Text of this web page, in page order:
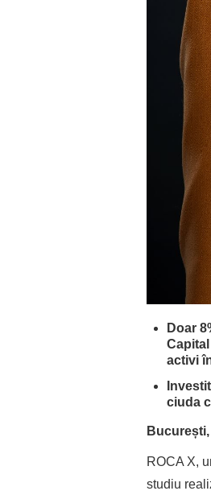
Doar
activi
ciuda
ROCA X,
studiu